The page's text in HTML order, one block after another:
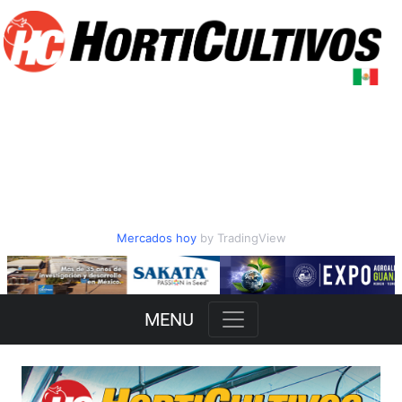
Mercados hoyby TradingView
Slide 2 of 3
MENU